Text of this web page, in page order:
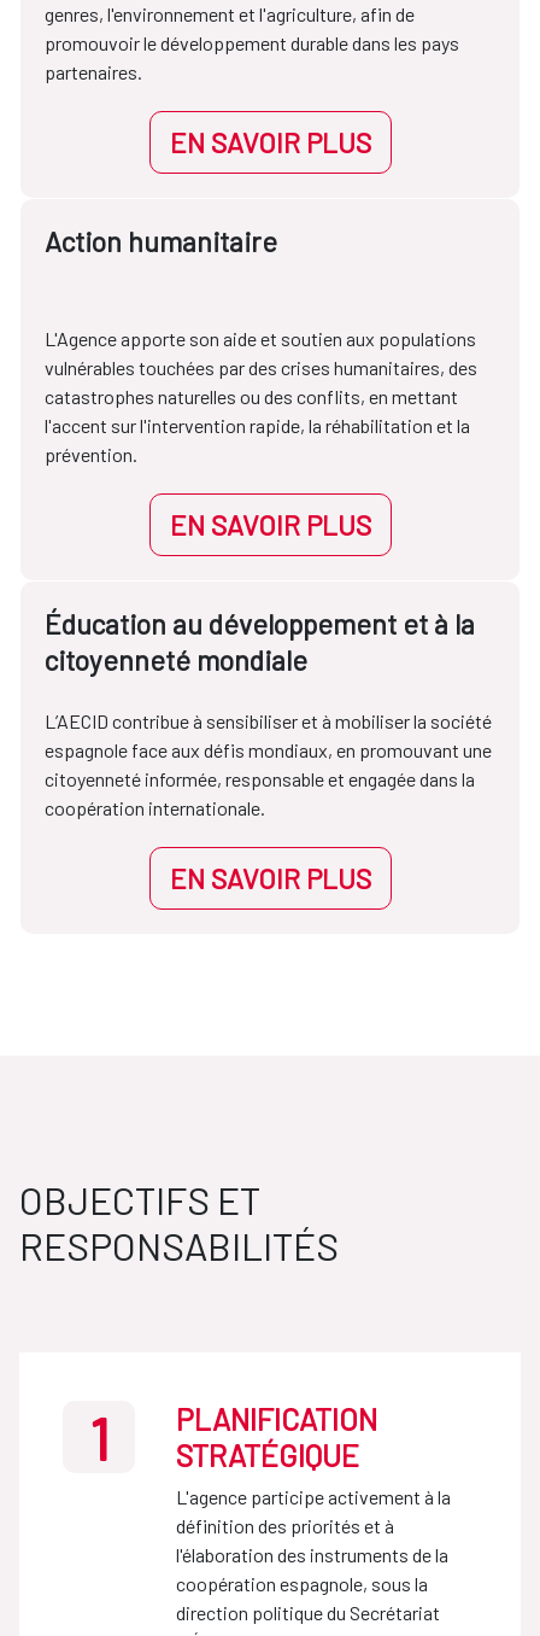
genres, l'environnement et l'agriculture, afin de
promouvoir le développement durable dans les pays
partenaires.
EN SAVOIR PLUS
Action humanitaire
L'Agence apporte son aide et soutien aux populations
vulnérables touchées par des crises humanitaires, des
catastrophes naturelles ou des conflits, en mettant
l'accent sur l'intervention rapide, la réhabilitation et la
prévention.
EN SAVOIR PLUS
Éducation au développement et à la
citoyenneté mondiale
L’AECID contribue à sensibiliser et à mobiliser la société
espagnole face aux défis mondiaux, en promouvant une
citoyenneté informée, responsable et engagée dans la
coopération internationale.
EN SAVOIR PLUS
OBJECTIFS ET
RESPONSABILITÉS
1
PLANIFICATION
STRATÉGIQUE
L'agence participe activement à la
définition des priorités et à
l'élaboration des instruments de la
coopération espagnole, sous la
direction politique du Secrétariat